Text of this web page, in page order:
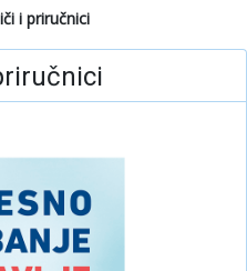
i priručnici